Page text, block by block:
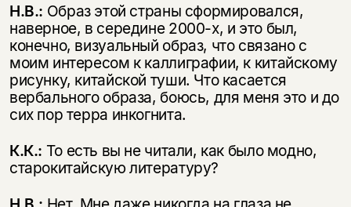
Н.В.: Образ этой страны сформировался,
наверное, в середине 2000-х, и это был,
конечно, визуальный образ, что связано с
моим интересом к каллиграфии, к китайскому
рисунку, китайской туши. Что касается
вербального образа, боюсь, для меня это и до
сих пор терра инкогнита.
К.К.: То есть вы не читали, как было модно,
старокитайскую литературу?